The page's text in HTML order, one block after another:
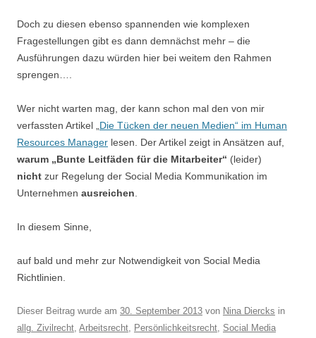
Doch zu diesen ebenso spannenden wie komplexen
Fragestellungen gibt es dann demnächst mehr – die
Ausführungen dazu würden hier bei weitem den Rahmen
sprengen….
Wer nicht warten mag, der kann schon mal den von mir
verfassten Artikel „ Die Tücken der neuen Medien“ im Human
Resources Manager lesen. Der Artikel zeigt in Ansätzen auf,
warum „Bunte Leitfäden für die Mitarbeiter“ (leider)
nicht zur Regelung der Social Media Kommunikation im
Unternehmen ausreichen
In diesem Sinne,
auf bald und mehr zur Notwendigkeit von Social Media
Richtlinien.
Dieser Beitrag wurde am 30. September 2013 von Nina Diercks in
allg. Zivilrecht, Arbeitsrecht, Persönlichkeitsrecht, Social Media